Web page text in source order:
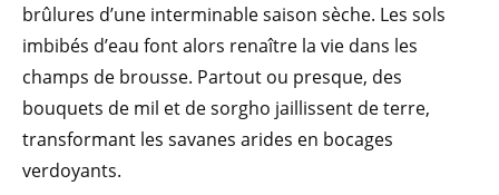
brûlures d’une interminable saison sèche. Les sols
imbibés d’eau font alors renaître la vie dans les
champs de brousse. Partout ou presque, des
bouquets de mil et de sorgho jaillissent de terre,
transformant les savanes arides en bocages
verdoyants.